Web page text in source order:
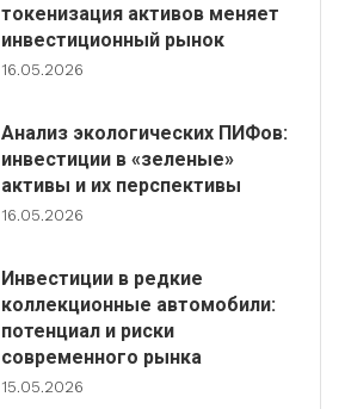
токенизация активов меняет
инвестиционный рынок
16.05.2026
Анализ экологических ПИФов:
инвестиции в «зеленые»
активы и их перспективы
16.05.2026
Инвестиции в редкие
коллекционные автомобили:
потенциал и риски
современного рынка
15.05.2026